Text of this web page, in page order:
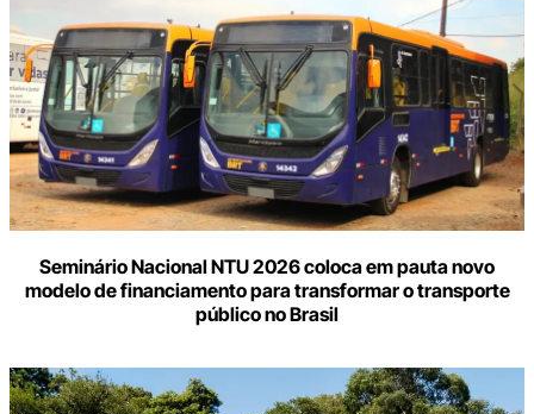
Seminário Nacional NTU 2026 coloca em pauta novo
modelo de financiamento para transformar o transporte
público no Brasil